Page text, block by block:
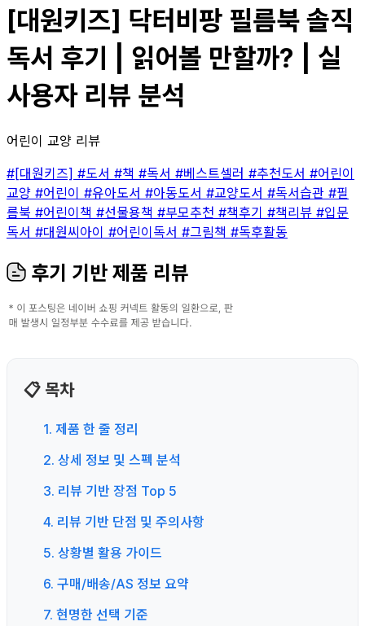
[대원키즈] 닥터비팡 필름북 솔직
독서 후기 | 읽어볼 만할까? | 실
사용자 리뷰 분석
어린이 교양 리뷰
#[대원키즈] #도서 #책 #독서 #베스트셀러 #추천도서 #어린이
교양 #어린이 #유아도서 #아동도서 #교양도서 #독서습관 #필
름북 #어린이책 #선물용책 #부모추천 #책후기 #책리뷰 #입문
독서 #대원씨아이 #어린이독서 #그림책 #독후활동
후기 기반 제품 리뷰
📋 목차
1. 제품 한 줄 정리
2. 상세 정보 및 스펙 분석
3. 리뷰 기반 장점 Top 5
4. 리뷰 기반 단점 및 주의사항
5. 상황별 활용 가이드
6. 구매/배송/AS 정보 요약
7. 현명한 선택 기준